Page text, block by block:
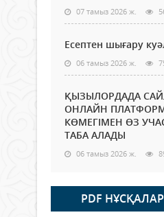
07 тамыз 2026 ж.
Есептен шығару
06 тамыз 2026 ж.
ҚЫЗЫЛОРДАДА
ОНЛАЙН
КӨМЕГІМЕН ӨЗ
ТАБА АЛАДЫ
06 тамыз 2026 ж.
Open Air:
полиция
мыңнан астам
PDF